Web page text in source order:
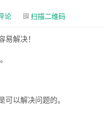
论 扫描二维码
解决！
以解决问题的。